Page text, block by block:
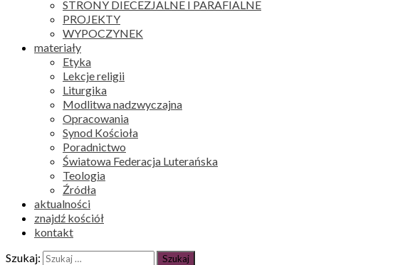
STRONY DIECEZJALNE I PARAFIALNE
PROJEKTY
WYPOCZYNEK
materiały
Etyka
Lekcje religii
Liturgika
Modlitwa nadzwyczajna
Opracowania
Synod Kościoła
Poradnictwo
Światowa Federacja Luterańska
Teologia
Źródła
aktualności
znajdź kościół
kontakt
Szukaj: